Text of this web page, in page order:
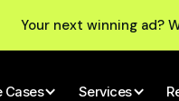
Your next winning ad?
Cases Services